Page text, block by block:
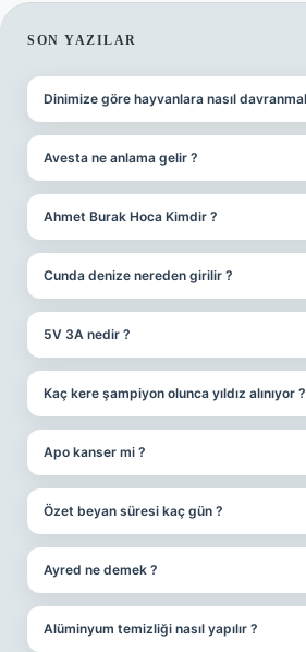
SIDEBAR
SON YAZILAR
Dinimize göre hayvanlara nasıl
Avesta ne anlama gelir ?
Ahmet Burak Hoca Kimdir ?
Cunda denize nereden girilir ?
5V 3A nedir ?
Kaç kere şampiyon olunca yıldız alınıyor ?
Apo kanser mi ?
Özet beyan süresi kaç gün ?
Ayred ne demek ?
Alüminyum temizliği nasıl yapılır ?